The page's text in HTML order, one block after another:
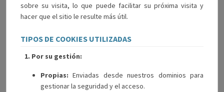
sobre su visita, lo que puede facilitar su próxima visita y
hacer que el sitio le resulte más útil.
TIPOS DE COOKIES UTILIZADAS
1. Por su gestión:
Propias: Enviadas desde nuestros dominios para
gestionar la seguridad y el acceso.